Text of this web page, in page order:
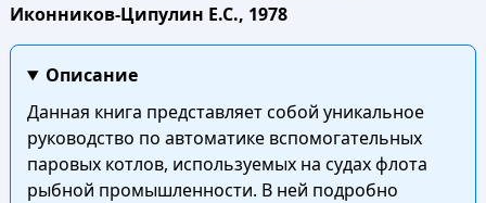
Иконников-Ципулин Е.С., 1978
Описание
Данная книга представляет собой уникальное
руководство по автоматике вспомогательных
паровых котлов, используемых на судах флота
рыбной промышленности. В ней подробно